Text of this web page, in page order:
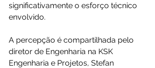
significativamente o esforço técnico
envolvido.
A percepção é compartilhada pelo
diretor de Engenharia na KSK
Engenharia e Projetos, Stefan